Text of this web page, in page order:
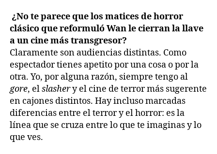
¿No te parece que los matices de horror
clásico que reformuló Wan le cierran la llave
a un cine más transgresor?
Claramente son audiencias distintas. Como
espectador tienes apetito por una cosa o por la
otra. Yo, por alguna razón, siempre tengo al
gore, elslashery el cine de terror más sugerente
en cajones distintos. Hay incluso marcadas
diferencias entre el terror y el horror: es la
línea que se cruza entre lo que te imaginas y lo
que ves.